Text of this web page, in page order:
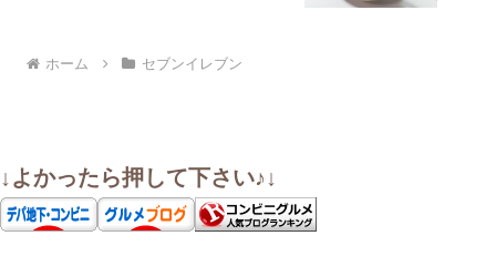
ホーム セブンイレブン
↓よかったら押して下さい♪↓